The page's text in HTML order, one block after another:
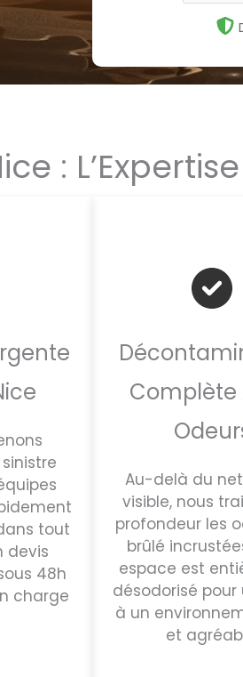
:
sinistre
tout
devis
48h
charge
Complète
Au-delà du
visible, nous
profondeur les
brûlé
espace est
désodorisé pour
à un
et